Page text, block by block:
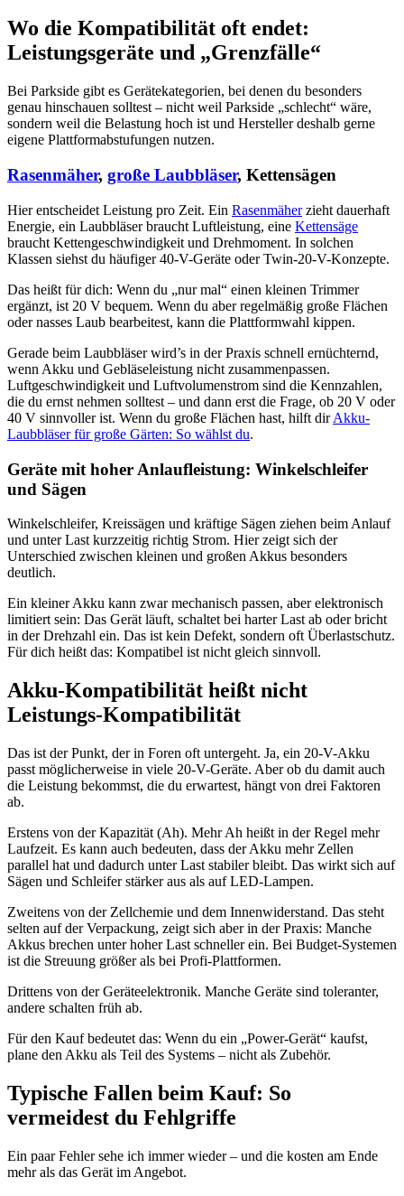
Wo die Kompatibilität oft endet:
Leistungsgeräte und „Grenzfälle“
Bei Parkside gibt es Gerätekategorien, bei denen du besonders
genau hinschauen solltest – nicht weil Parkside „schlecht“ wäre,
sondern weil die Belastung hoch ist und Hersteller deshalb gerne
eigene Plattformabstufungen nutzen.
Rasenmäher, große Laubbläser, Kettensägen
Hier entscheidet Leistung pro Zeit. Ein Rasenmäherzieht dauerhaft
Energie, ein Laubbläser braucht Luftleistung, eine Kettensäge
braucht Kettengeschwindigkeit und Drehmoment. In solchen
Klassen siehst du häufiger 40-V-Geräte oder Twin-20-V-Konzepte.
Das heißt für dich: Wenn du „nur mal“ einen kleinen Trimmer
ergänzt, ist 20 V bequem. Wenn du aber regelmäßig große Flächen
oder nasses Laub bearbeitest, kann die Plattformwahl kippen.
Gerade beim Laubbläser wird’s in der Praxis schnell ernüchternd,
wenn Akku und Gebläseleistung nicht zusammenpassen.
Luftgeschwindigkeit und Luftvolumenstrom sind die Kennzahlen,
die du ernst nehmen solltest – und dann erst die Frage, ob 20 V oder
40 V sinnvoller ist. Wenn du große Flächen hast, hilft dirAkku-
Laubbläser für große Gärten: So wählst du.
Geräte mit hoher Anlaufleistung: Winkelschleifer
und Sägen
Winkelschleifer, Kreissägen und kräftige Sägen ziehen beim Anlauf
und unter Last kurzzeitig richtig Strom. Hier zeigt sich der
Unterschied zwischen kleinen und großen Akkus besonders
deutlich.
Ein kleiner Akku kann zwar mechanisch passen, aber elektronisch
limitiert sein: Das Gerät läuft, schaltet bei harter Last ab oder bricht
in der Drehzahl ein. Das ist kein Defekt, sondern oft Überlastschutz.
Für dich heißt das: Kompatibel ist nicht gleich sinnvoll.
Akku-Kompatibilität heißt nicht
Leistungs-Kompatibilität
Das ist der Punkt, der in Foren oft untergeht. Ja, ein 20-V-Akku
passt möglicherweise in viele 20-V-Geräte. Aber ob du damit auch
die Leistung bekommst, die du erwartest, hängt von drei Faktoren
ab.
Erstens von der Kapazität (Ah). Mehr Ah heißt in der Regel mehr
Laufzeit. Es kann auch bedeuten, dass der Akku mehr Zellen
parallel hat und dadurch unter Last stabiler bleibt. Das wirkt sich auf
Sägen und Schleifer stärker aus als auf LED-Lampen.
Zweitens von der Zellchemie und dem Innenwiderstand. Das steht
selten auf der Verpackung, zeigt sich aber in der Praxis: Manche
Akkus brechen unter hoher Last schneller ein. Bei Budget-Systemen
ist die Streuung größer als bei Profi-Plattformen.
Drittens von der Geräteelektronik. Manche Geräte sind toleranter,
andere schalten früh ab.
Für den Kauf bedeutet das: Wenn du ein „Power-Gerät“ kaufst,
plane den Akku als Teil des Systems – nicht als Zubehör.
Typische Fallen beim Kauf: So
vermeidest du Fehlgriffe
Ein paar Fehler sehe ich immer wieder – und die kosten am Ende
mehr als das Gerät im Angebot.